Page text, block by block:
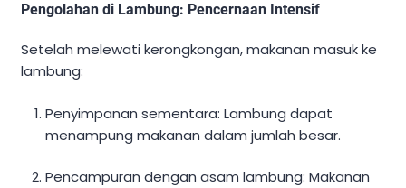
Pengolahan di Lambung: Pencernaan Intensif
Setelah melewati kerongkongan, makanan masuk ke
lambung:
Penyimpanan sementara: Lambung dapat
menampung makanan dalam jumlah besar.
Pencampuran dengan asam lambung: Makanan